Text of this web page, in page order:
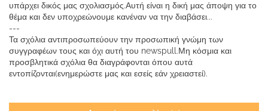
υπάρχει δικός μας σχολιασμός.Αυτή είναι η δική μας άποψη για το
θέμα και δεν υποχρεώνουμε κανέναν να την διαβάσει...
---
Τα σχόλια αντιπροσωπεύουν την προσωπική γνώμη των
συγγραφέων τους και όχι αυτή του newspull.Μη κόσμια και
προσβλητικά σχόλια θα διαγράφονται όπου αυτά
εντοπίζονται(ενημερώστε μας και εσείς εάν χρειαστεί).